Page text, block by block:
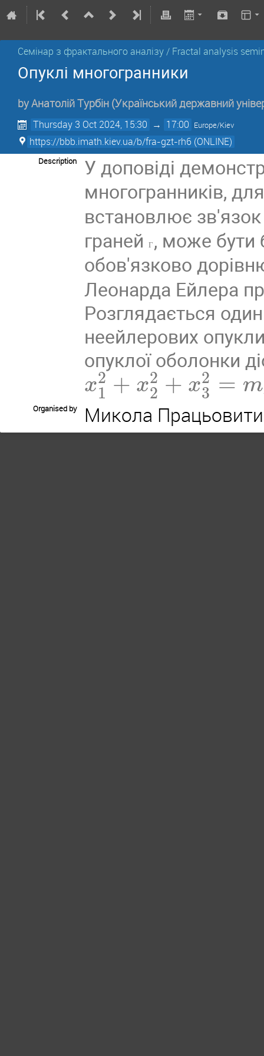
Семінар з фрактального аналізу / Fractal analysis
Опуклі многогранники
byАнатолій Турбін (Український державний
Thursday 3 Oct 2024, 15:30 → 17:00 Europe/Kiev
https://bbb.imath.kiev.ua/b/fra-gzt-rh6 (ONLINE)
Description
У доповіді
многогранників,
встановлює
гранейГ , може бути
обов'язково
Леонарда Ейлера
Розглядається
неейлерових
опуклої оболонки
x2
1 + x2
2 + x2
3 = m
Organised by Микола